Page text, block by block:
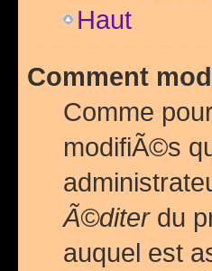
Haut
Comment
Comme
modifiÃ©s
Ã©diterdu
auquel est